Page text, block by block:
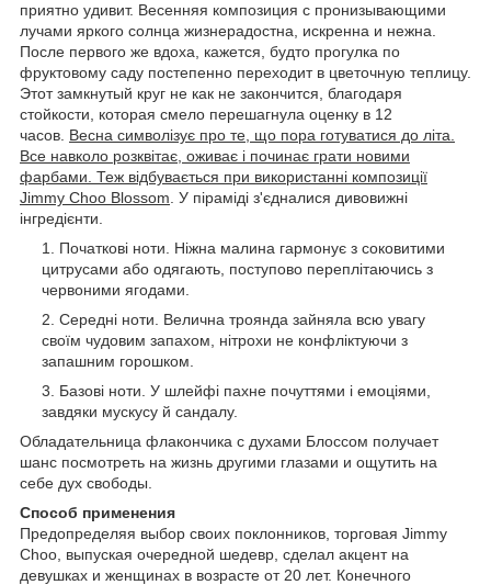
приятно удивит. Весенняя композиция с пронизывающими
лучами яркого солнца жизнерадостна, искренна и нежна.
После первого же вдоха, кажется, будто прогулка по
фруктовому саду постепенно переходит в цветочную теплицу.
Этот замкнутый круг не как не закончится, благодаря
стойкости, которая смело перешагнула оценку в 12
часов. Весна символізує про те, що пора готуватися до літа.
Все навколо розквітає, оживає і починає грати новими
фарбами. Теж відбувається при використанні композиції
Jimmy Choo Blossom . У піраміді з'єдналися дивовижні
інгредієнти.
Початкові ноти. Ніжна малина гармонує з соковитими
цитрусами або одягають, поступово переплітаючись з
червоними ягодами.
Середні ноти. Велична троянда зайняла всю увагу
своїм чудовим запахом, нітрохи не конфліктуючи з
запашним горошком.
Базові ноти. У шлейфі пахне почуттями і емоціями,
завдяки мускусу й сандалу.
Обладательница флакончика с духами Блоссом получает
шанс посмотреть на жизнь другими глазами и ощутить на
себе дух свободы.
Способ применения
Предопределяя выбор своих поклонников, торговая Jimmy
Choo, выпуская очередной шедевр, сделал акцент на
девушках и женщинах в возрасте от 20 лет. Конечного